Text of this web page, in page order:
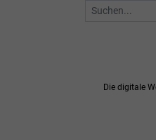
Die digitale